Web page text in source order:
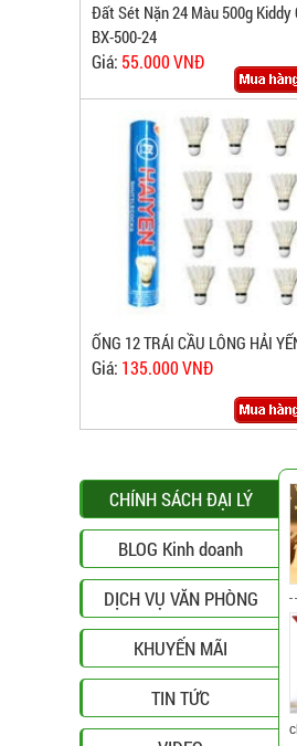
Đất Sét Nặn 24 Màu 500g Kiddy
BX-500-24
Giá: 55.000 VNĐ
ỐNG 12 TRÁI CẦU LÔNG HẢI
Giá: 135.000 VNĐ
CHÍNH SÁCH ĐẠI LÝ
BLOG Kinh doanh
DỊCH VỤ VĂN PHÒNG
KHUYẾN MÃI
TIN TỨC